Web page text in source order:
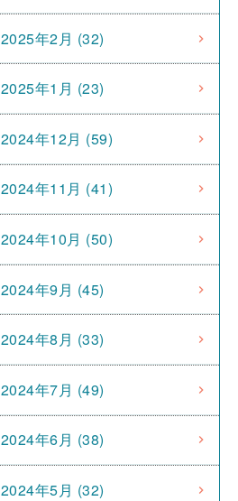
2025年2月 (32)
2025年1月 (23)
2024年12月 (59)
2024年11月 (41)
2024年10月 (50)
2024年9月 (45)
2024年8月 (33)
2024年7月 (49)
2024年6月 (38)
2024年5月 (32)